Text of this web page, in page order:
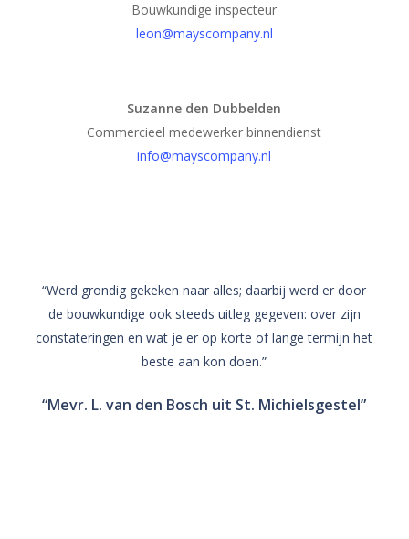
Bouwkundige inspecteur
leon@mayscompany.nl
Suzanne den Dubbelden
Commercieel medewerker binnendienst
info@mayscompany.nl
“Werd grondig gekeken naar alles; daarbij werd er door
de bouwkundige ook steeds uitleg gegeven: over zijn
constateringen en wat je er op korte of lange termijn het
beste aan kon doen.”
“Mevr. L. van den Bosch uit St. Michielsgestel”